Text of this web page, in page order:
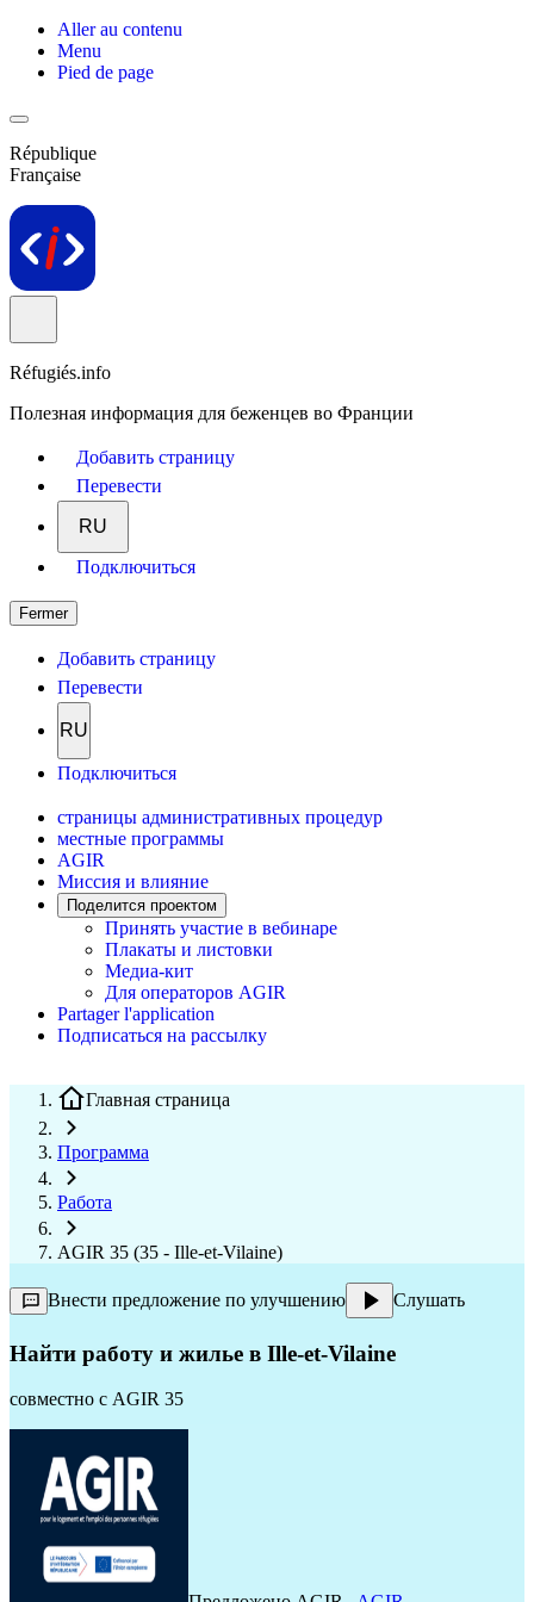
Aller au contenu
Menu
Pied de page
République
Française
Réfugiés.info
Полезная информация для беженцев во Франции
Добавить страницу
Перевести
RU
Подключиться
Fermer
Добавить страницу
Перевести
RU
Подключиться
страницы административных процедур
местные программы
AGIR
Миссия и влияние
Поделится проектом
Принять участие в вебинаре
Плакаты и листовки
Медиа-кит
Для операторов AGIR
Partager l'application
Подписаться на рассылку
Главная страница
Программа
Работа
AGIR 35 (35 - Ille-et-Vilaine)
Внести предложение по улучшению Слушать
Найти работу и жилье в Ille-et-Vilaine
совместно с AGIR 35